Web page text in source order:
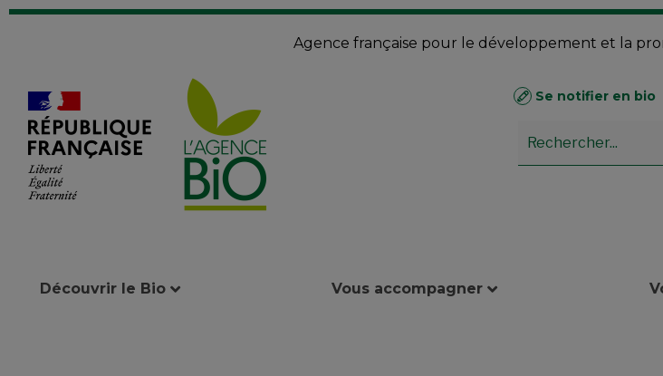
Agence française pour le développement et la
Se notifier en bio
Découvrir le Bio Vous accompagner